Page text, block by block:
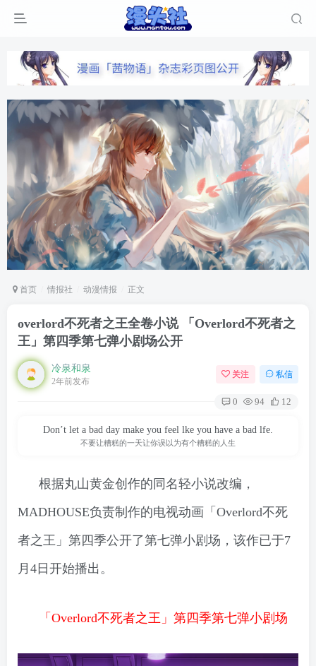
首页 情报社 动漫情报 正文
overlord不死者之王全卷小说 「Overlord不死者之
王」第四季第七弹小剧场公开
冷泉和泉
2年前发布
关注 私信
0 94 12
Don’t let a bad day make you feel lke you have a bad lfe.
不要让糟糕的一天让你误以为有个糟糕的人生
根据丸山黄金创作的同名轻小说改编，
MADHOUSE负责制作的电视动画「Overlord不死
者之王」第四季公开了第七弹小剧场，该作已于7
月4日开始播出。
「Overlord不死者之王」第四季第七弹小剧场